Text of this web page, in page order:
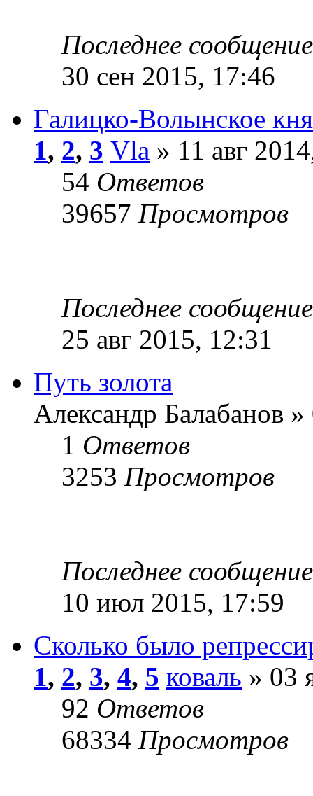
Последнее
30 сен 2015, 17:46
Галицко-Волынское
1, 2, 3 Vla » 11 авг
54 Ответов
39657 Просмотров
Последнее
25 авг 2015, 12:31
Путь золота
Александр Балабанов
1 Ответов
3253 Просмотров
Последнее
10 июл 2015, 17:59
Сколько было
1, 2, 3, 4, 5 коваль » 03
92 Ответов
68334 Просмотров